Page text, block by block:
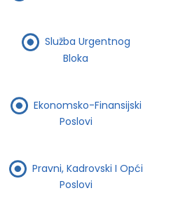
Služba Urgentnog
Bloka
Ekonomsko-Finansijski
Poslovi
Pravni, Kadrovski I Opći
Poslovi